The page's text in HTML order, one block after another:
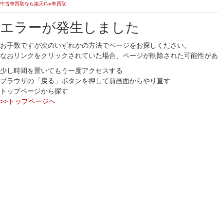
中古車買取なら楽天Car車買取
エラーが発生しました
お手数ですが次のいずれかの方法でページをお探しください。
なおリンクをクリックされていた場合、ページが削除された可能性が
少し時間を置いてもう一度アクセスする
ブラウザの「戻る」ボタンを押して前画面からやり直す
トップページから探す
>>トップページへ